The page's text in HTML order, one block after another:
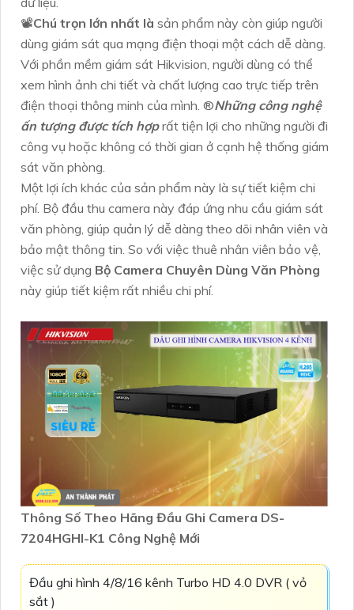
📽Chú trọn lớn nhất là sản phẩm này còn giúp người
dùng giám sát qua mạng điện thoại một cách dễ dàng.
Với phần mềm giám sát Hikvision, người dùng có thể
xem hình ảnh chi tiết và chất lượng cao trực tiếp trên
điện thoại thông minh của mình. ®️Những công nghệ
ấn tượng được tích hợprất tiện lợi cho những người đi
công vụ hoặc không có thời gian ở cạnh hệ thống giám
sát văn phòng.
Một lợi ích khác của sản phẩm này là sự tiết kiệm chi
phí. Bộ đầu thu camera này đáp ứng nhu cầu giám sát
văn phòng, giúp quản lý dễ dàng theo dõi nhân viên và
bảo mật thông tin. So với việc thuê nhân viên bảo vệ,
việc sử dụng Bộ Camera Chuyên Dùng Văn Phòng
này giúp tiết kiệm rất nhiều chi phí.
Thông Số Theo Hãng Đầu Ghi Camera DS-
7204HGHI-K1 Công Nghệ Mới
Đầu ghi hình 4/8/16 kênh Turbo HD 4.0 DVR ( vỏ
sắt )